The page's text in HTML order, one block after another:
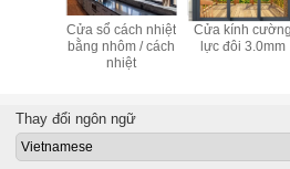
Cửa sổ cách nhiệt
bằng nhôm / cách
nhiệt
Cửa kính cường
lực đôi 3.0mm
Thay đổi ngôn ngữ